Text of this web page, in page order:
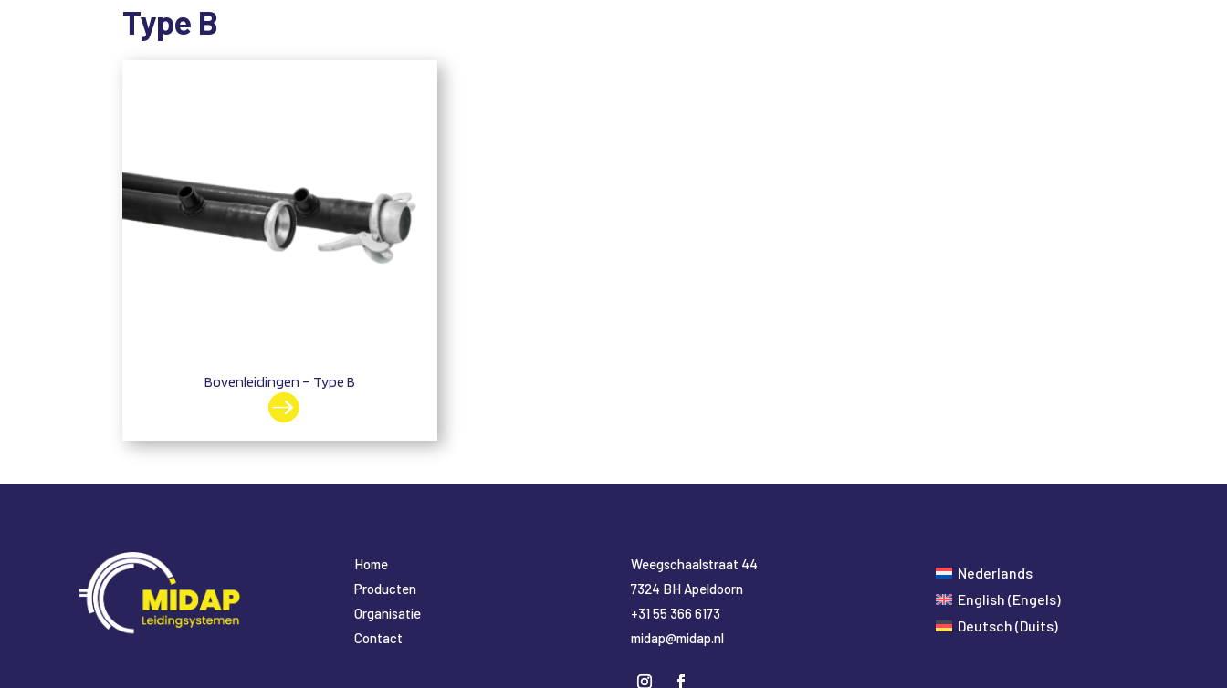
Type B
Bovenleidingen – Type B

Home
Producten
Organisatie
Contact
​Weegschaalstraat 44
7324 BH Apeldoorn
+31 55 366 6173
midap@midap.nl
Nederlands
English (Engels)
Deutsch (Duits)